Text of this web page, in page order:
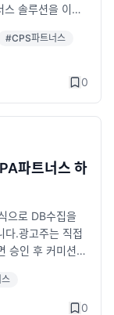
sseye.com/문의
솔루션을 이용
존, 쿠팡 같은 대
를 내고 있습니
!📌 쇼핑몰 파트너
로 판매될 때만
!그렇다면, 이런
제휴하는 방법!
사이트가 있습
관심을 갖고 제
는 상품만 등록하
하는 구조입니다.
마케터들의 수
추적 기능✅ 간편
#CPS파트너스
0
파트너스 하
으로 DB수집을
다.광고주는 직접
승인 후 커미션을
성과(승인된 D
마케터 네트워크0